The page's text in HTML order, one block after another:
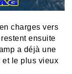
charges vers
ensuite
a déjà une
et le plus vieux